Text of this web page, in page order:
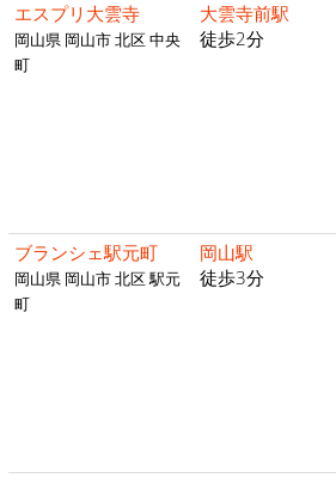
エスプリ大雲寺
岡山県 岡山市 北区 中央
町
大雲寺前駅
徒歩2分
ブランシェ駅元町
岡山県 岡山市 北区 駅元
町
岡山駅
徒歩3分